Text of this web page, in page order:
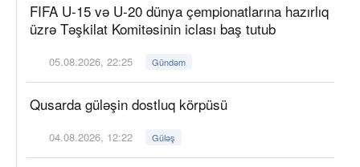
FIFA U-15 və U-20 dünya çempionatlarına hazırlıq
üzrə Təşkilat Komitəsinin iclası baş tutub
05.08.2026, 22:25 Gündəm
Qusarda güləşin dostluq körpüsü
04.08.2026, 12:22 Güləş